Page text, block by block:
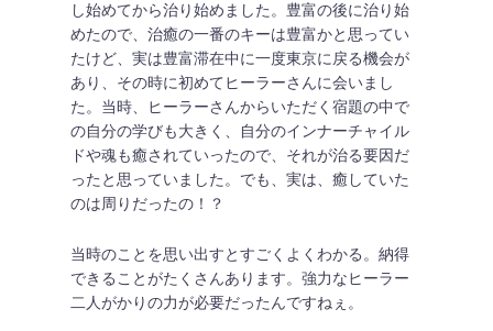
し始めてから治り始めました。豊富の後に治り始
めたので、治癒の一番のキーは豊富かと思ってい
たけど、実は豊富滞在中に一度東京に戻る機会が
あり、その時に初めてヒーラーさんに会いまし
た。当時、ヒーラーさんからいただく宿題の中で
の自分の学びも大きく、自分のインナーチャイル
ドや魂も癒されていったので、それが治る要因だ
ったと思っていました。でも、実は、癒していた
のは周りだったの！？
当時のことを思い出すとすごくよくわかる。納得
できることがたくさんあります。強力なヒーラー
二人がかりの力が必要だったんですねぇ。